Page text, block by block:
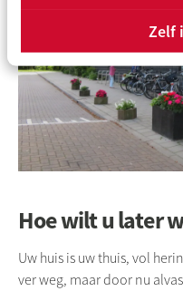
Zelf
Hoe wilt u later
Uw huis is uw thuis, vol
ver weg, maar door nu